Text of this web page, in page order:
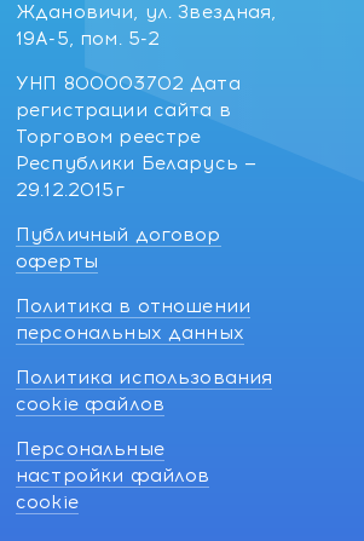
Ждановичи, ул. Звездная,
19А-5, пом. 5-2
УНП 800003702 Дата
регистрации сайта в
Торговом реестре
Республики Беларусь —
29.12.2015г
Публичный договор
оферты
Политика в отношении
персональных данных
Политика использования
cookie файлов
Персональные
настройки файлов
cookie